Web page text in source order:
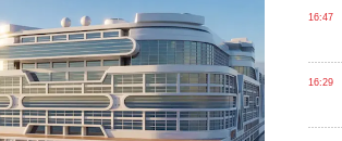
16:47
16:29